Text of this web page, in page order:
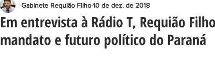
Em entrevista à Rádio T, Requião
mandato e futuro político do Paraná
Gabinete Requião Filho10 de dez. de 2018